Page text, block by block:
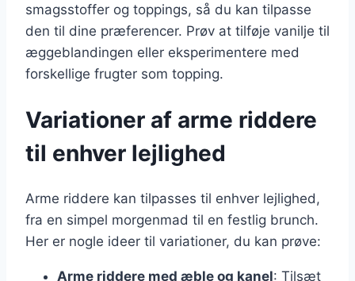
smagsstoffer og toppings, så du kan tilpasse
den til dine præferencer. Prøv at tilføje vanilje til
æggeblandingen eller eksperimentere med
forskellige frugter som topping.
Variationer af arme riddere
til enhver lejlighed
Arme riddere kan tilpasses til enhver lejlighed,
fra en simpel morgenmad til en festlig brunch.
Her er nogle ideer til variationer, du kan prøve:
Arme riddere med æble og kanel: Tilsæt